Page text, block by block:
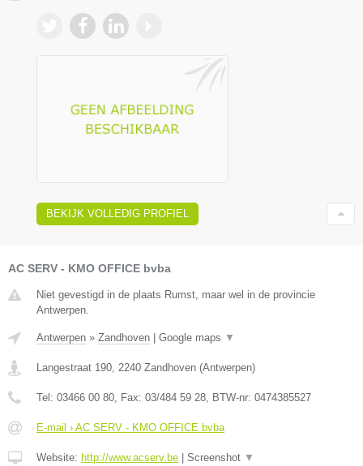
BEKIJK VOLLEDIG PROFIEL
AC SERV - KMO OFFICE bvba
Niet gevestigd in de plaats Rumst, maar wel in de provincie
Antwerpen.
Antwerpen » Zandhoven Google maps ▼
Langestraat 190, 2240 Zandhoven (Antwerpen)
Tel: 03466 00 80, Fax: 03/484 59 28, BTW-nr: 0474385527
E-mail › AC SERV - KMO OFFICE bvba
Website: http://www.acserv.be Screenshot ▼